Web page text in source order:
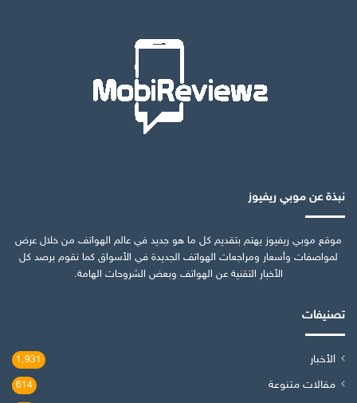
نبذة عن موبي ريفيوز
موقع موبي ريفيوز يهتم بتقديم كل ما هو جديد في عالم الهواتف من خلال عرض
لمواصفات وأسعار ومراجعات الهواتف الجديدة في الأسواق كما نقوم برصد كل
الأخبار التقنية عن الهواتف وبعض الشروحات الهامة.
تصنيفات
الأخبار 1٬931
مقالات متنوعة 614